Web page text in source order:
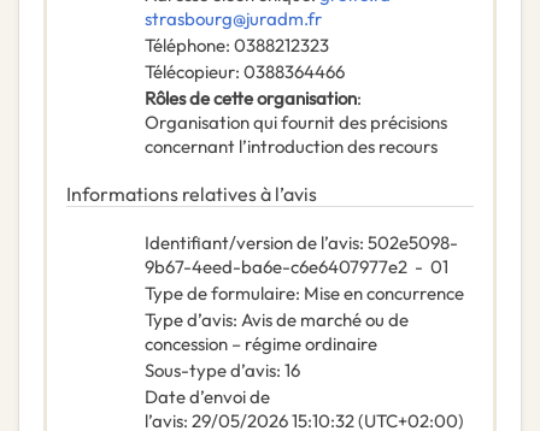
strasbourg@juradm.fr
Téléphone: 0388212323
Télécopieur: 0388364466
Rôles de cette organisation:
Organisation qui fournit des précisions
concernant l’introduction des recours
Informations relatives à l’avis
Identifiant/version de l’avis: 502e5098-
9b67-4eed-ba6e-c6e6407977e2 - 01
Type de formulaire: Mise en concurrence
Type d’avis: Avis de marché ou de
concession – régime ordinaire
Sous-type d’avis: 16
Date d’envoi de
l’avis: 29/05/202615:10:32 (UTC+02:00)